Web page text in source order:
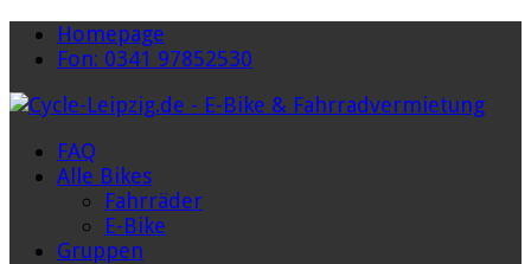
Homepage
Fon: 0341 97852530
FAQ
Alle Bikes
Fahrräder
E-Bike
Gruppen